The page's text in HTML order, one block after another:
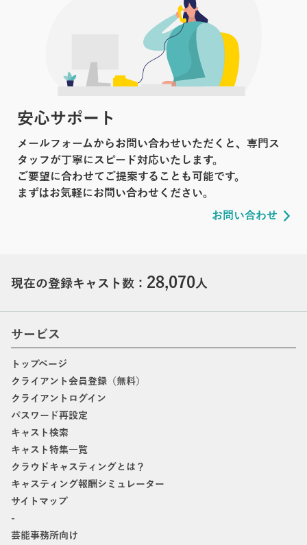
安心サポート
メールフォームからお問い合わせいただくと、専門ス
タッフが丁寧にスピード対応いたします。
ご要望に合わせてご提案することも可能です。
まずはお気軽にお問い合わせください。
お問い合わせ
現在の登録キャスト数： 28,070人
サービス
トップページ
クライアント会員登録（無料）
クライアントログイン
パスワード再設定
キャスト検索
キャスト特集一覧
クラウドキャスティングとは？
キャスティング報酬シミュレーター
サイトマップ
-
芸能事務所向け